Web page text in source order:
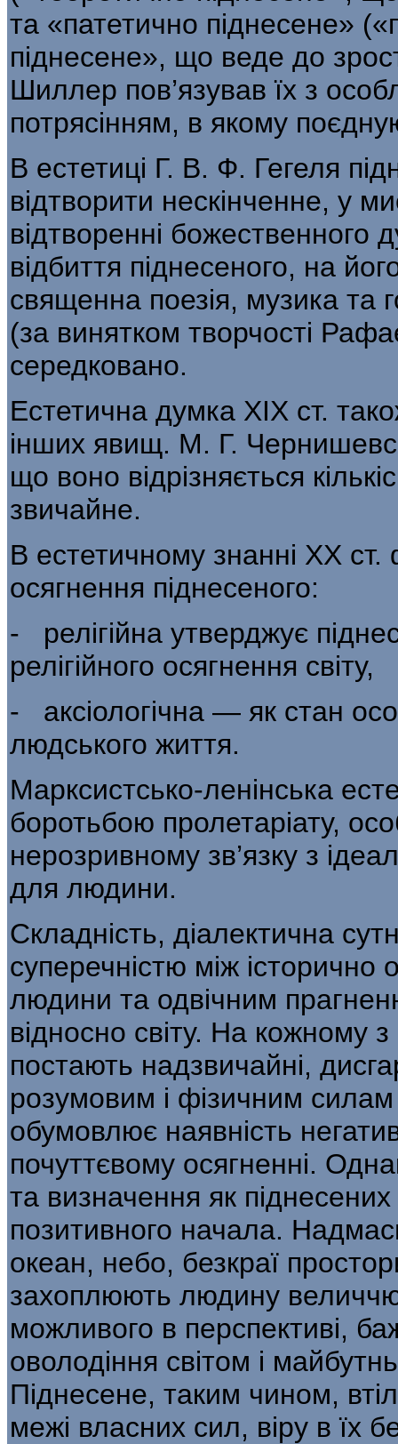
та «патетично піднесене»
піднесене», що веде до
Шиллер пов’язував їх з
потрясінням, в яко­му
В естетиці Г. В. Ф. Гегеля
відтво­рити нескінченне, у
відтворенні
відбиття піднесеного, на
священна поезія, музика та
(за винятком творчості
середковано.
Естетична думка XIX ст.
інших явищ. М. Г.
що воно відріз­няється
звичайне.
В естетичному знанні XX
осягнення піднесеного:
- релігійна утверджує
релігійно­го осягнення світу,
- аксіологічна — як стан
людсько­го життя.
Марксистсько-ленінська
бороть­бою пролетаріату,
нерозривному зв’язку з
для людини.
Складність, діалектична
суперечністю між
людини та одвічним
відносно світу. На кожно­му
постають надзвичайні,
розумовим і фізичним
обумовлює наявність
почуттєвому осягненні.
та визначення як
позитивного начала.
океан, небо, безкраї
захоплюють людину величчю
можливого в перспективі,
оволо­діння світом і
Піднесене, таким чином,
межі власних сил, віру в їх